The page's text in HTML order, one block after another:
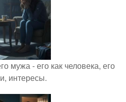
мужа - его как человека, его
интересы.